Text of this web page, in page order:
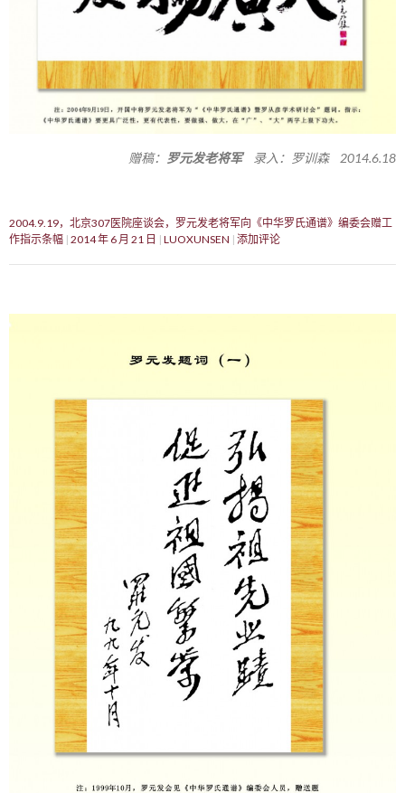
赠稿： 罗元发老将军录入：罗训森 2014.6.18
2004.9.19，北京307医院座谈会，罗元发老将军向《中华罗氏通谱》编委会赠工
作指示条幅 2014 年 6 月 21 日 LUOXUNSEN 添加评论